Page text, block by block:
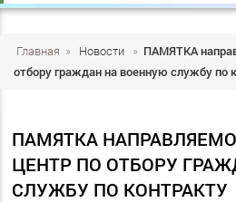
Главная » Новости » ПАМЯТКА
отбору граждан на военную службу по
ПАМЯТКА
ЦЕНТР ПО ОТБОРУ
СЛУЖБУ ПО КОНТРАКТУ